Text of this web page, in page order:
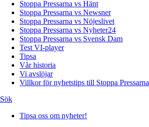
Stoppa Pressarna vs Hänt
Stoppa Pressarna vs Newsner
Stoppa Pressarna vs Nöjeslivet
Stoppa Pressarna vs Nyheter24
Stoppa Pressarna vs Svensk Dam
Test VI-player
Tipsa
Vår historia
Vi avslöjar
Villkor för nyhetstips till Stoppa Pressarna
Sök
Tipsa oss om nyheter!